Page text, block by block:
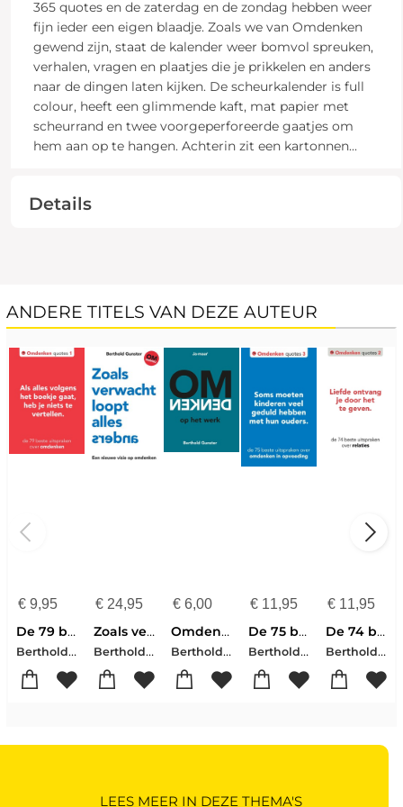
365 quotes en de zaterdag en de zondag hebben weer
fijn ieder een eigen blaadje. Zoals we van Omdenken
gewend zijn, staat de kalender weer bomvol spreuken,
verhalen, vragen en plaatjes die je prikkelen en anders
naar de dingen laten kijken. De scheurkalender is full
colour, heeft een glimmende kaft, mat papier met
scheurrand en twee voorgeperforeerde gaatjes om
hem aan op te hangen. Achterin zit een kartonnen...
Details
ANDERE TITELS VAN DEZE AUTEUR
€9,95
De 79 beste uitspraken over omdenken
Berthold Gunster
€24,95
Zoals verwacht loopt alles anders
Berthold Gunster
€ 6,00
Omdenken op het werk
Berthold Gunster
€ 11,95
De 75 beste uitspraken over omdenken in opvoeding
Berthold Gunster
€ 11,95
De 74 beste uitspraken over relaties
Berthold Gunster
LEES MEER IN DEZE THEMA'S